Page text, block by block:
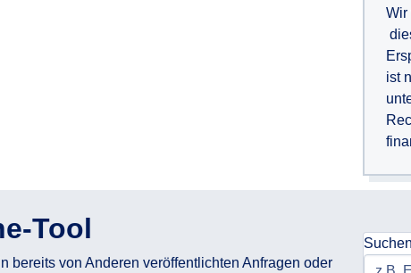
Wir
ist
Tool
bereits von Anderen veröffentlichten Anfragen oder